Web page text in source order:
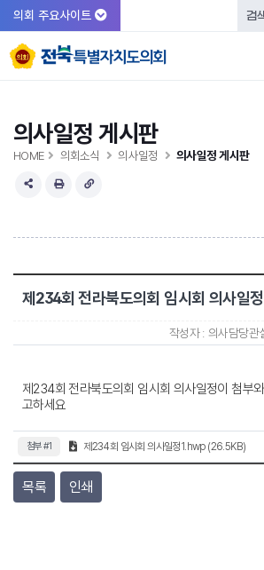
의회 주요사이트
의사일정 게시판
HOME 의회소식 의사일정 의사일정 게시판
제234회 전라북도의회 임시회 의사일
작성자 : 의사담당관
제234회 전라북도의회 임시회 의사일정이 첨부
고하세요
첨부 #1 제234회 임시회 의사일정1.hwp (26.5KB)
목록 인쇄